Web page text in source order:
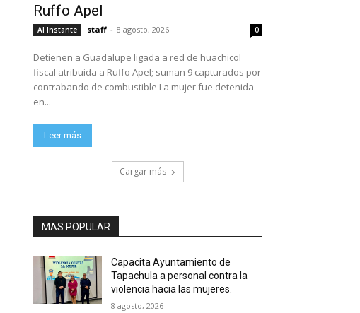
Ruffo Apel
Al Instante staff - 8 agosto, 2026 0
Detienen a Guadalupe ligada a red de huachicol
fiscal atribuida a Ruffo Apel; suman 9 capturados por
contrabando de combustible La mujer fue detenida
en...
Leer más
Cargar más
MAS POPULAR
Capacita Ayuntamiento de
Tapachula a personal contra la
violencia hacia las mujeres.
8 agosto, 2026